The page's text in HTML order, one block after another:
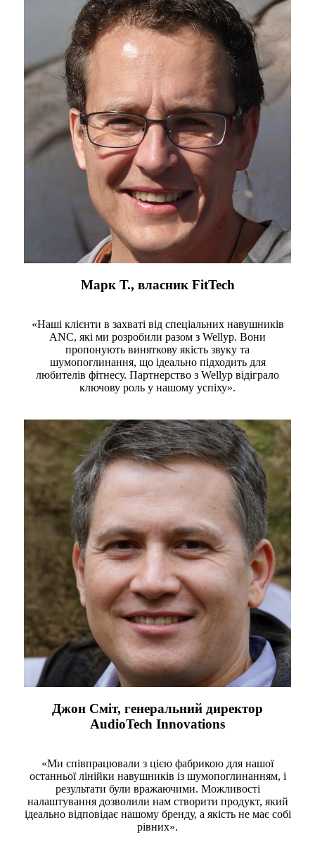
Марк Т., власник FitTech
«Наші клієнти в захваті від спеціальних навушників
ANC, які ми розробили разом з Wellyp. Вони
пропонують виняткову якість звуку та
шумопоглинання, що ідеально підходить для
любителів фітнесу. Партнерство з Wellyp відіграло
ключову роль у нашому успіху».
Джон Сміт, генеральний директор
AudioTech Innovations
«Ми співпрацювали з цією фабрикою для нашої
останньої лінійки навушників із шумопоглинанням, і
результати були вражаючими. Можливості
налаштування дозволили нам створити продукт, який
ідеально відповідає нашому бренду, а якість не має собі
рівних».